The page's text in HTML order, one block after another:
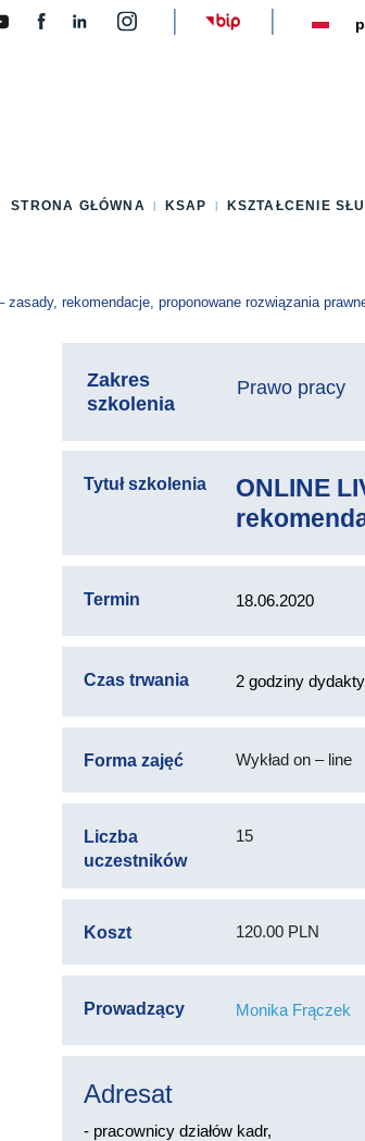
STRONA GŁÓWNA KSAP KSZTAŁCENIE
rekomendacje, proponowane rozwiązania
Zakres
szkolenia
Prawo pracy
Tytuł szkolenia
ONLINE
Termin 18.06.2020
Czas trwania 2 godziny
Forma zajęć Wykład on – line
Liczba
uczestników
15
Koszt 120.00 PLN
Prowadzący Monika Frączek
Adresat
- pracownicy działów kadr,